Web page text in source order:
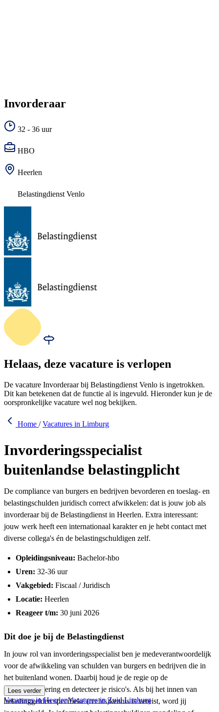
Invorderaar
32 - 36 uur
HBO
Heerlen
Belastingdienst Venlo
Helaas, deze vacature is verlopen
De vacature Invorderaar bij Belastingdienst Venlo is ingetrokken.
Dit kan betekenen dat de functie al is ingevuld. Hieronder kun je de
oorspronkelijke vacature wel nog bekijken.
Home / Vacatures in Limburg
Invorderingsspecialist
buitenlandse belastingplicht
De compliance van burgers en bedrijven bevorderen en toeslag- en
belastingschulden juridisch correct afwikkelen: dat is jouw job als
invorderaar bij de Belastingdienst in Heerlen. Extra interessant:
jouw werk heeft een internationaal karakter en je hebt contact met
diverse collega's én de belastingschuldigen zelf.
Opleidingsniveau: Bachelor-hbo
Uren: 32-36 uur
Vakgebied: Fiscaal / Juridisch
Locatie: Heerlen
Reageer t/m: 30 juni 2026
Dit doe je bij de Belastingdienst
In jouw rol van invorderingsspecialist ben je medeverantwoordelijk
voor de afwikkeling van schulden van burgers en bedrijven die in
het buitenland wonen. Daarbij houd je de regie op de
dwanginvordering en detecteer je risico's. Als bij het innen van
belastinggelden specifieke (rechts)kennis is vereist, word jij
Lees verder
Vacatures in HeerlenVacatures in Zuid Limburg